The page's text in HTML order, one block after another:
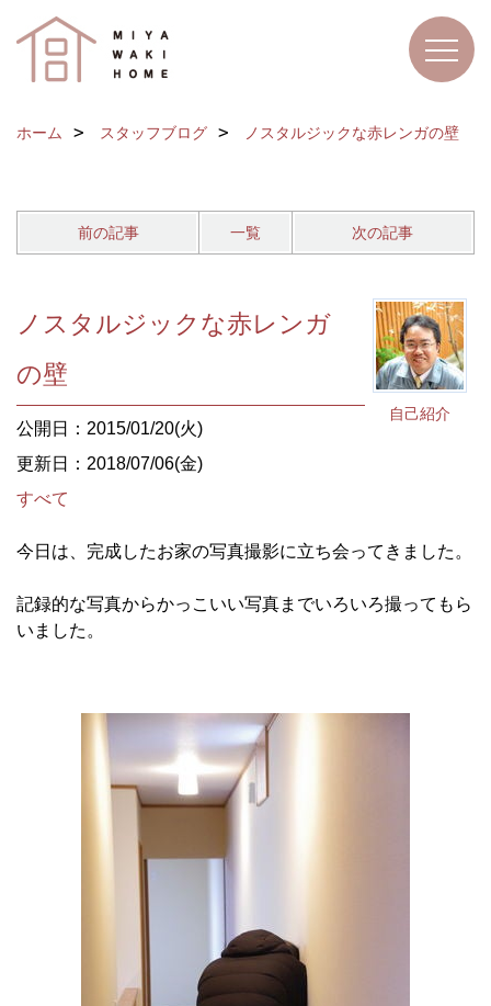
ホーム スタッフブログ ノスタルジックな赤レンガの壁
前の記事 一覧 次の記事
自己紹介
ノスタルジックな赤レンガ
の壁
公開日：2015/01/20(火)
更新日：2018/07/06(金)
すべて
今日は、完成したお家の写真撮影に立ち会ってきました。
記録的な写真からかっこいい写真までいろいろ撮ってもら
いました。